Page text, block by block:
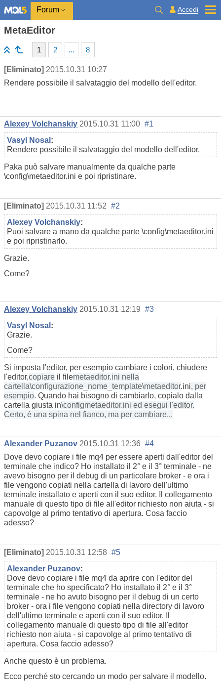
Forum Accedi
MetaEditor
1 2 ... 8
[Eliminato] 2015.10.31 10:27
Rendere possibile il salvataggio del modello dell'editor.
Alexey Volchanskiy 2015.10.31 11:00 #1
Vasyl Nosal :
Rendere possibile il salvataggio del modello dell'editor.
Paka può salvare manualmente da qualche parte
\config\metaeditor.ini e poi ripristinare.
[Eliminato] 2015.10.31 11:52 #2
Alexey Volchanskiy:
Puoi salvare a mano da qualche parte \config\metaeditor.ini
e poi ripristinarlo.
Grazie.
Come?
Alexey Volchanskiy 2015.10.31 12:19 #3
Vasyl Nosal :
Grazie.
Come?
Si imposta l'editor, per esempio cambiare i colori, chiudere
l'editor,copiare il filemetaeditor.ini nella
cartella\configurazione_nome_template\metaeditor.ini, per
esempio. Quando hai bisogno di cambiarlo, copialo dalla
cartella giusta in\configmetaeditor.ini ed esegui l'editor.
Certo, è una spina nel fianco, ma per cambiare...
Alexander Puzanov 2015.10.31 12:36 #4
Dove devo copiare i file mq4 per essere aperti dall'editor del
terminale che indico? Ho installato il 2° e il 3° terminale - ne
avevo bisogno per il debug di un particolare broker - e ora i
file vengono copiati nella cartella di lavoro dell'ultimo
terminale installato e aperti con il suo editor. Il collegamento
manuale di questo tipo di file all'editor richiesto non aiuta - si
capovolge al primo tentativo di apertura. Cosa faccio
adesso?
[Eliminato] 2015.10.31 12:58 #5
Alexander Puzanov:
Dove devo copiare i file mq4 da aprire con l'editor del
terminale che ho specificato? Ho installato il 2° e il 3°
terminale - ne ho avuto bisogno per il debug di un certo
broker - ora i file vengono copiati nella directory di lavoro
dell'ultimo terminale e aperti con il suo editor. Il
collegamento manuale di questo tipo di file all'editor
richiesto non aiuta - si capovolge al primo tentativo di
apertura. Cosa faccio adesso?
Anche questo è un problema.
Ecco perché sto cercando un modo per salvare il modello.